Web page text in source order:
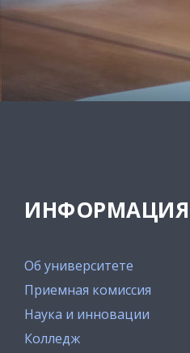
ИНФОРМАЦИЯ
Об университете
Приемная комиссия
Наука и инновации
Колледж